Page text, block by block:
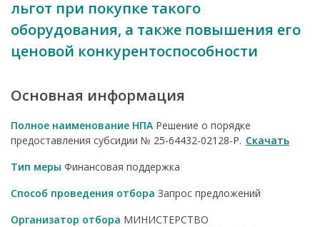
льгот при покупке такого
оборудования, а также повышения его
ценовой конкурентоспособности
Основная информация
Полное наименование НПА Решение о порядке
предоставления субсидии № 25-64432-02128-Р. Скачать
Тип меры Финансовая поддержка
Способ проведения отбора Запрос предложений
Организатор отбора МИНИСТЕРСТВО